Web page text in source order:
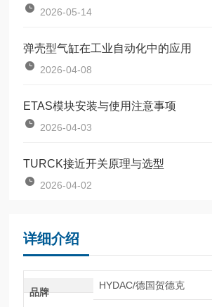
2026-05-14
弹壳型气缸在工业自动化中的应用
2026-04-08
ETAS模块安装与使用注意事项
2026-04-03
TURCK接近开关原理与选型
2026-04-02
详细介绍
品牌
HYDAC/德国贺德克